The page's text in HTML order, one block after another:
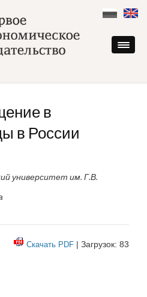
content
в
в России
университет им. Г.В.
Скачать PDF | Загрузок: 83